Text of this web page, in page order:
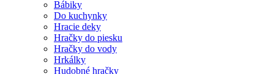
Bábiky
Do kuchynky
Hracie deky
Hračky do piesku
Hračky do vody
Hrkálky
Hudobné hračky